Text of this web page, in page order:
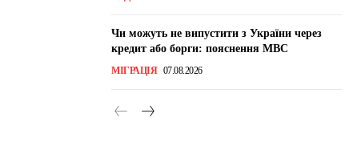
Чи можуть не випустити з України через
кредит або борги: пояснення МВС
МІГРАЦІЯ 07.08.2026